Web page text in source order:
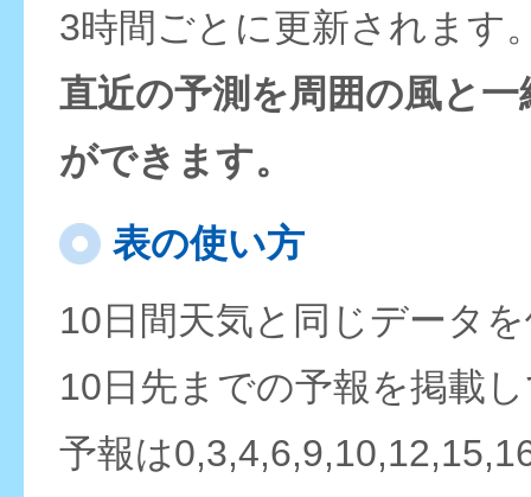
3時間ごとに更新されます
直近の予測を周囲の風と
ができます。
表の使い方
10日間天気と同じデータ
10日先までの予報を掲載
予報は